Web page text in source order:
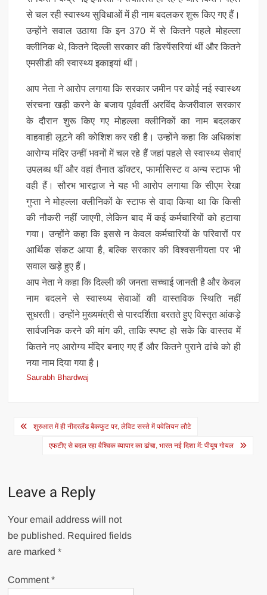
से चल रही स्वास्थ्य सुविधाओं में ही नाम बदलकर शुरू किए गए हैं।
उन्होंने सवाल उठाया कि इन 370 में से कितने पहले मोहल्ला
क्लीनिक थे, कितने दिल्ली सरकार की डिस्पेंसरियां थीं और कितने
एमसीडी की स्वास्थ्य इकाइयां थीं।
आप नेता ने आरोप लगाया कि सरकार जमीन पर कोई नई स्वास्थ्य
संरचना खड़ी करने के बजाय पूर्ववर्ती अरविंद केजरीवाल सरकार
के दौरान शुरू किए गए मोहल्ला क्लीनिकों का नाम बदलकर
वाहवाही लूटने की कोशिश कर रही है। उन्होंने कहा कि अधिकांश
आरोग्य मंदिर उन्हीं भवनों में चल रहे हैं जहां पहले से स्वास्थ्य सेवाएं
उपलब्ध थीं और वहां तैनात डॉक्टर, फार्मासिस्ट व अन्य स्टाफ भी
वही हैं। सौरभ भारद्वाज ने यह भी आरोप लगाया कि सीएम रेखा
गुप्ता ने मोहल्ला क्लीनिकों के स्टाफ से वादा किया था कि किसी
की नौकरी नहीं जाएगी, लेकिन बाद में कई कर्मचारियों को हटाया
गया। उन्होंने कहा कि इससे न केवल कर्मचारियों के परिवारों पर
आर्थिक संकट आया है, बल्कि सरकार की विश्वसनीयता पर भी
सवाल खड़े हुए हैं।
आप नेता ने कहा कि दिल्ली की जनता सच्चाई जानती है और केवल
नाम बदलने से स्वास्थ्य सेवाओं की वास्तविक स्थिति नहीं
सुधरती। उन्होंने मुख्यमंत्री से पारदर्शिता बरतते हुए विस्तृत आंकड़े
सार्वजनिक करने की मांग की, ताकि स्पष्ट हो सके कि वास्तव में
कितने नए आरोग्य मंदिर बनाए गए हैं और कितने पुराने ढांचे को ही
नया नाम दिया गया है।
Saurabh Bhardwaj
Post
navigation
शुरुआत में ही नीदरलैंड बैकफुट पर, लेविट सस्ते में पवेलियन लौटे
एफटीए से बदल रहा वैश्विक व्यापार का ढांचा, भारत नई दिशा में: पीयूष गोयल
Leave a Reply
Your email address will not
be published. Required fields
are marked*
Comment*